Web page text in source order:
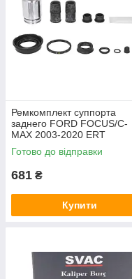
Ремкомплект суппорта
заднего FORD FOCUS/C-
MAX 2003-2020 ERT
Готово до відправки
681 ₴
Купити